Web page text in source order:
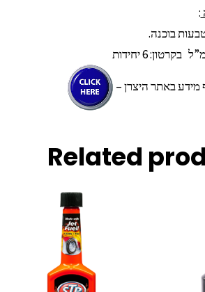
:
בוכנה.
מידע באתר היצרן –
Related